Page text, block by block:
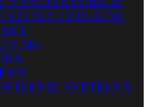
VINYLY, LP PLATNE
MG
SVETELNÁ